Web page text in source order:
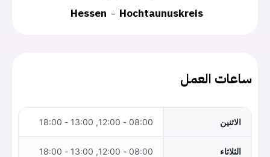
Hessen
Hochtaunuskreis
ساعات العمل
الاثنين 08:00 - 12:00, 13:00 - 18:00
الثلاثاء 08:00 - 12:00, 13:00 - 18:00